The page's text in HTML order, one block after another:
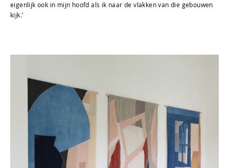
eigenlijk ook in mijn hoofd als ik naar de vlakken van die gebouwen
kijk.’